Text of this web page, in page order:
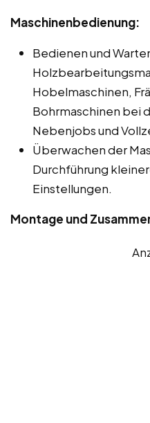
Maschinenbedienung:
Bedienen und
Hobelmaschinen,
Bohrmaschinen bei
Nebenjobs und
Überwachen der
Durchführung
Einstellungen.
Montage und